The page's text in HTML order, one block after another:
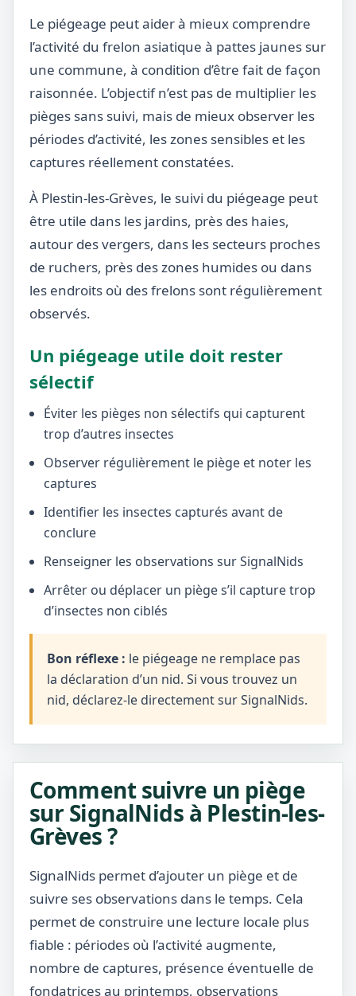
Le piégeage peut aider à mieux comprendre
l’activité du frelon asiatique à pattes jaunes sur
une commune, à condition d’être fait de façon
raisonnée. L’objectif n’est pas de multiplier les
pièges sans suivi, mais de mieux observer les
périodes d’activité, les zones sensibles et les
captures réellement constatées.
À Plestin-les-Grèves, le suivi du piégeage peut
être utile dans les jardins, près des haies,
autour des vergers, dans les secteurs proches
de ruchers, près des zones humides ou dans
les endroits où des frelons sont régulièrement
observés.
Un piégeage utile doit rester
sélectif
Éviter les pièges non sélectifs qui capturent
trop d’autres insectes
Observer régulièrement le piège et noter les
captures
Identifier les insectes capturés avant de
conclure
Renseigner les observations sur SignalNids
Arrêter ou déplacer un piège s’il capture trop
d’insectes non ciblés
Bon réflexe : le piégeage ne remplace pas
la déclaration d’un nid. Si vous trouvez un
nid, déclarez-le directement sur SignalNids.
Comment suivre un piège
sur SignalNids à Plestin-les-
Grèves ?
SignalNids permet d’ajouter un piège et de
suivre ses observations dans le temps. Cela
permet de construire une lecture locale plus
fiable : périodes où l’activité augmente,
nombre de captures, présence éventuelle de
fondatrices au printemps, observations